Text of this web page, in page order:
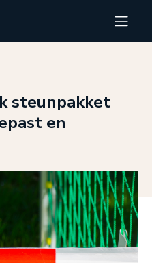
steunpakket
en